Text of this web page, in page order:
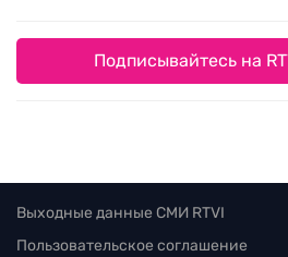
Подписывайтесь на
Выходные данные СМИ RTVI
Пользовательское соглашение